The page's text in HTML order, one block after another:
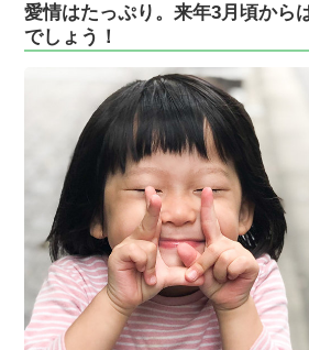
愛情はたっぷり。来年3月頃から
でしょう！